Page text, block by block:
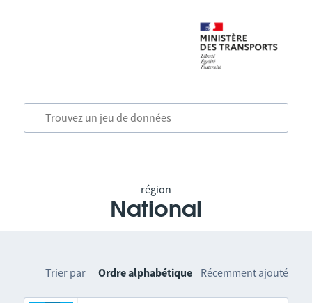
région
National
Trier par Ordre alphabétique Récemment ajouté